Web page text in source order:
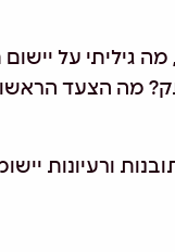
מה גיליתי על
מה הצעד
ורעיונות